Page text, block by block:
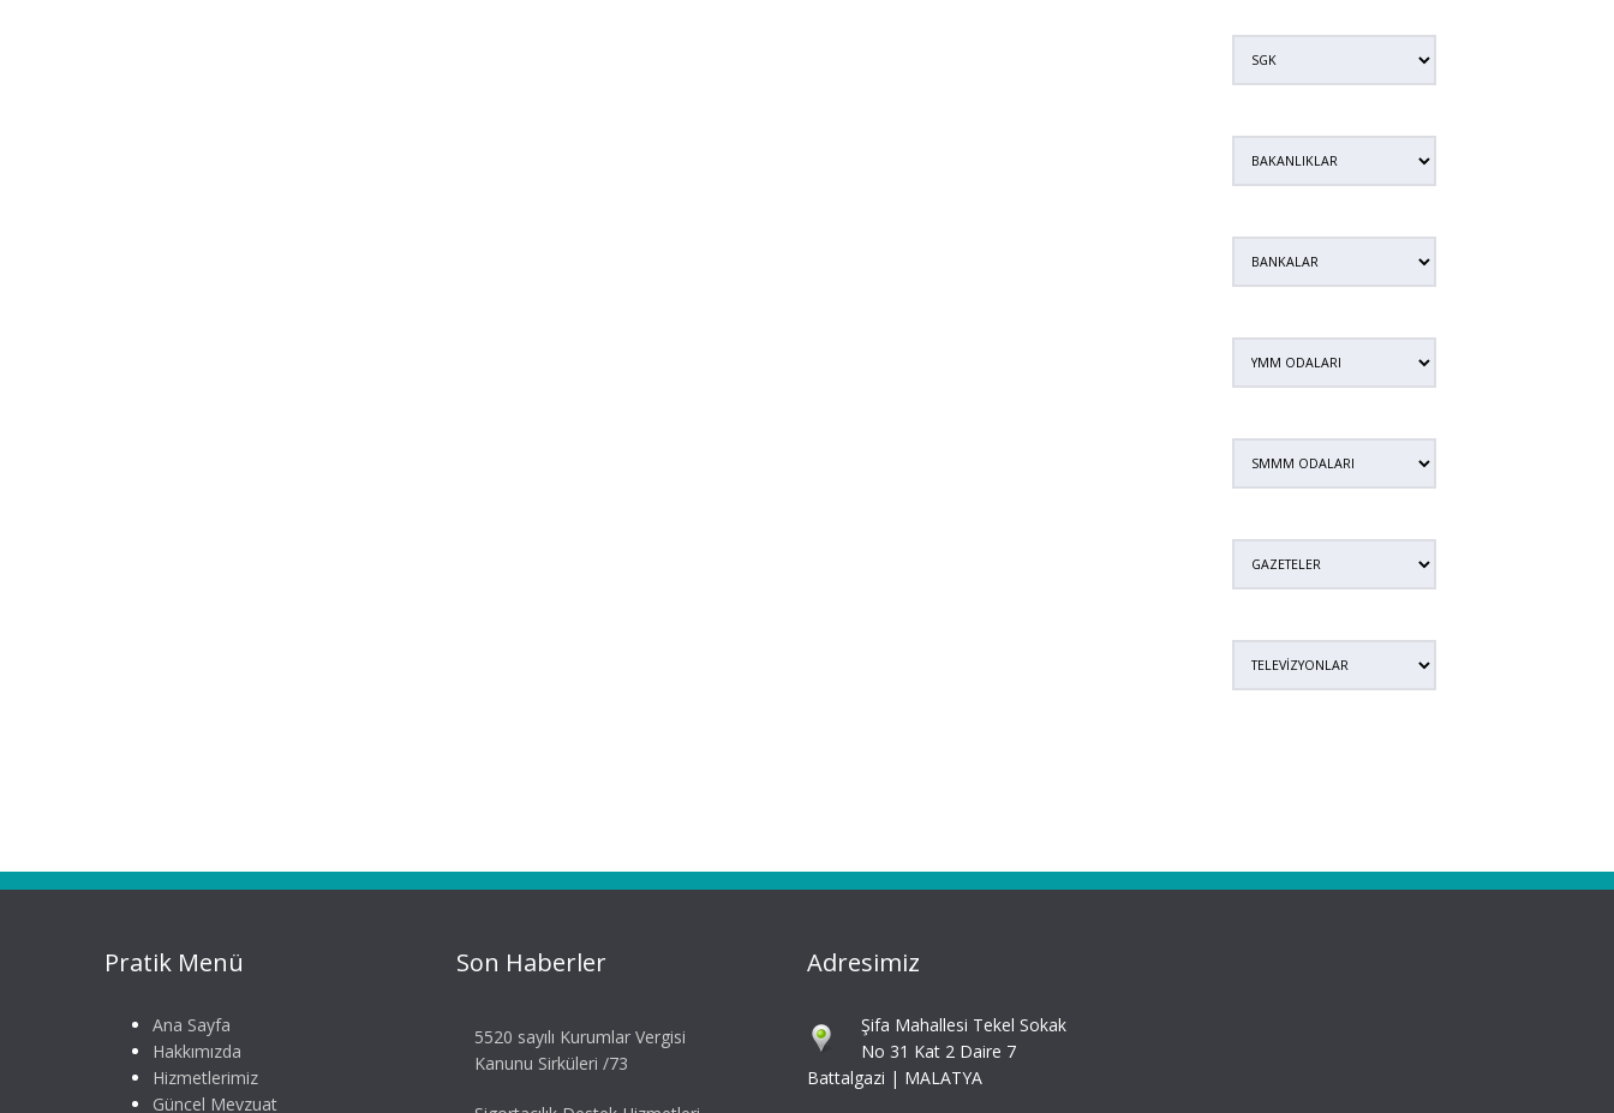
Pratik Menü
Ana Sayfa
Hakkımızda
Hizmetlerimiz
Güncel Mevzuat
Son Haberler
5520 sayılı Kurumlar Vergisi
Kanunu Sirküleri /73
Adresimiz
Şifa Mahallesi Tekel Sokak
No 31 Kat 2 Daire 7
Battalgazi | MALATYA